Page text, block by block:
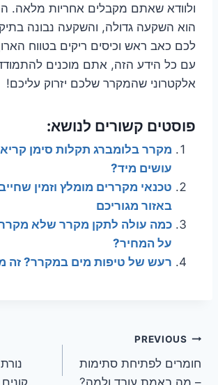
ולוודא שאתם מקבלים אחריות מלאה.
הוא השקעה גדולה, והשקעה נבונה
לכם כאב ראש וכיסים ריקים בטווח
עם כל הידע הזה, אתם מוכנים
אלקטרוני שהמקרר שלכם יזרוק עליכם!
פוסטים קשורים לנושא:
מקרר בלומברג תקלות סימן
עושים מיד?
טכנאי מקררים מומלץ וזמין
באזור מגוריכם
כמה עולה לתקן מקרר שלא
על המחיר?
רעש של טיפות מים במקרר? זה
ניווט
PREVIOUS
חומרים לפתיחת סתימות
– מה באמת עובד ולמה?